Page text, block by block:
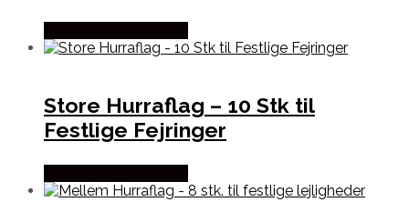
Store Hurraflag – 10 Stk til
Festlige Fejringer